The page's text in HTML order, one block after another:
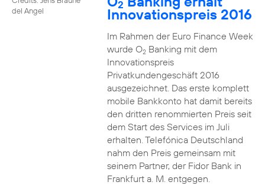
del Angel
2
Innovationspreis 2016
Im Rahmen der Euro Finance Week
wurde O2Banking mit dem
Innovationspreis
Privatkundengeschäft 2016
ausgezeichnet. Das erste komplett
mobile Bankkonto hat damit bereits
den dritten renommierten Preis seit
dem Start des Services im Juli
erhalten. Telefónica Deutschland
nahm den Preis gemeinsam mit
seinem Partner, der Fidor Bank in
Frankfurt a. M. entgegen.